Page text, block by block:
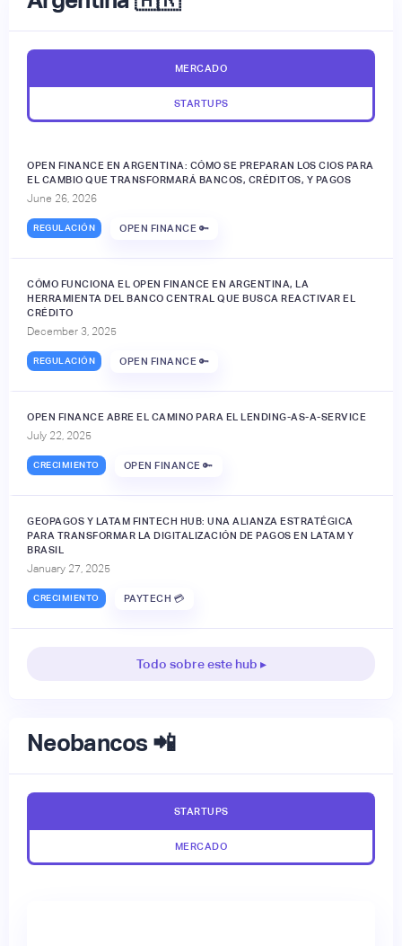
MERCADO
STARTUPS
OPEN FINANCE EN ARGENTINA: CÓMO SE PREPARAN LOS CIOS PARA
EL CAMBIO QUE TRANSFORMARÁ BANCOS, CRÉDITOS, Y PAGOS
June 26, 2026
REGULACIÓN OPEN FINANCE 🔑
CÓMO FUNCIONA EL OPEN FINANCE EN ARGENTINA, LA
HERRAMIENTA DEL BANCO CENTRAL QUE BUSCA REACTIVAR EL
CRÉDITO
December 3, 2025
REGULACIÓN OPEN FINANCE 🔑
OPEN FINANCE ABRE EL CAMINO PARA EL LENDING-AS-A-SERVICE
July 22, 2025
CRECIMIENTO OPEN FINANCE 🔑
GEOPAGOS Y LATAM FINTECH HUB: UNA ALIANZA ESTRATÉGICA
PARA TRANSFORMAR LA DIGITALIZACIÓN DE PAGOS EN LATAM Y
BRASIL
January 27, 2025
CRECIMIENTO PAYTECH 💳
Todo sobre este hub ▸
Neobancos 📲
STARTUPS
MERCADO